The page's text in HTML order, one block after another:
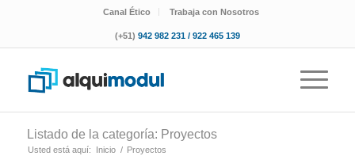
Canal Ético Trabaja con Nosotros
(+51) 942 982 231 / 922 465 139
Listado de la categoría: Proyectos
Usted está aquí: Inicio / Proyectos